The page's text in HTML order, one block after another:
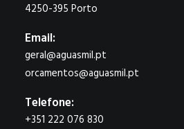
4250-395 Porto
Email:
geral@aguasmil.pt
orcamentos@aguasmil.pt
Telefone:
+351 222 076 830